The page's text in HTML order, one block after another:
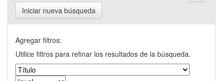
Iniciar nueva búsqueda
Agregar filtros:
Utilice filtros para refinar los resultados de la búsqueda.